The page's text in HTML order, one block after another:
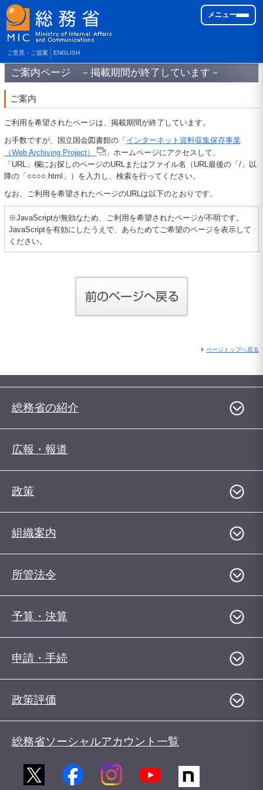
ご意見・ご提案 ENGLISH
メニュー
ご案内ページ －掲載期間が終了しています－
ご案内
ご利用を希望されたページは、掲載期間が終了しています。
お手数ですが、国立国会図書館の「 インターネット資料収集保存事業
（Web Archiving Project）
」ホームページにアクセスして、
「URL」欄にお探しのページのURLまたはファイル名（URL最後の「/」以
降の「○○○○.html」）を入力し、検索を行ってください。
なお、ご利用を希望されたページのURLは以下のとおりです。
※JavaScriptが無効なため、ご利用を希望されたページが不明です。
JavaScriptを有効にしたうえで、あらためてご希望のページを表示して
ください。
ページトップへ戻る
総務省の紹介
広報・報道
政策
組織案内
所管法令
予算・決算
申請・手続
政策評価
総務省ソーシャルアカウント一覧